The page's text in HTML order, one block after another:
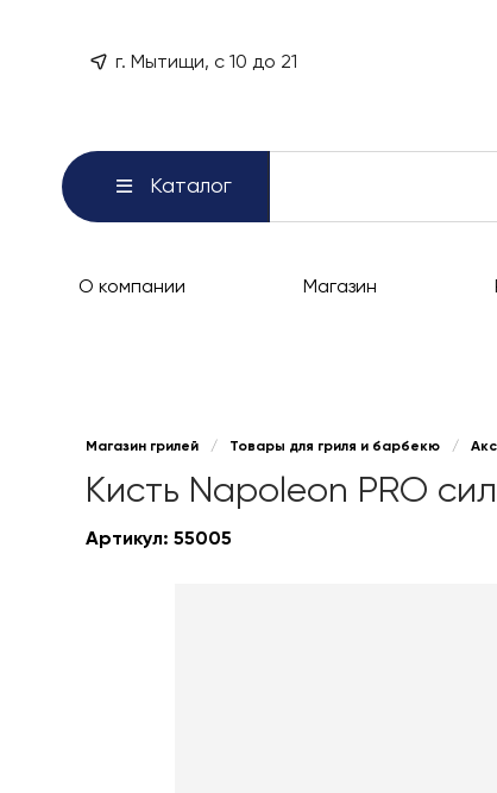
г. Мытищи, с 10 до 21
Каталог
О компании Магазин
Магазин грилей / Товары для гриля и барбекю /
Кисть Napoleon PRO
Артикул: 55005